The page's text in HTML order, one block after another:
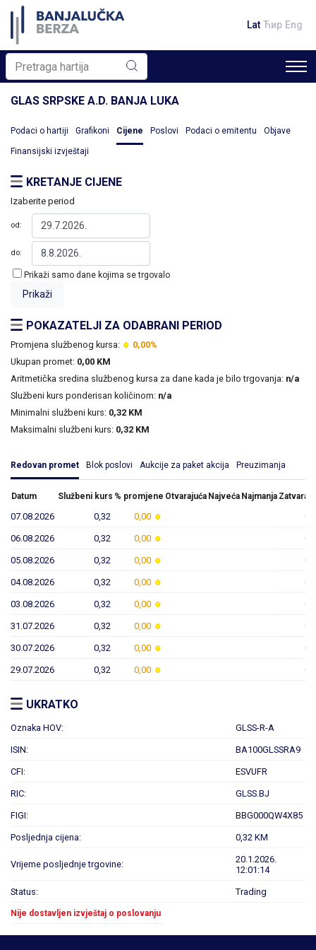
Lat Ћир Eng
GLAS SRPSKE A.D. BANJA LUKA
Podaci o hartiji Grafikoni Cijene Poslovi Podaci o emitentu Objave
Finansijski izvještaji
KRETANJE CIJENE
Izaberite period
od:
do:
Prikaži samo dane kojima se trgovalo
POKAZATELJI ZA ODABRANI PERIOD
Promjena službenog kursa:
0,00%
Ukupan promet: 0,00 KM
Aritmetička sredina službenog kursa za dane kada je bilo trgovanja: n/a
Službeni kurs ponderisan količinom: n/a
Minimalni službeni kurs: 0,32 KM
Maksimalni službeni kurs: 0,32 KM
Redovan promet Blok poslovi Aukcije za paket akcija Preuzimanja
Datum Službeni kurs % promjene Otvarajuća Najveća Najmanja
07.08.2026 0,32 0,00
06.08.2026 0,32 0,00
05.08.2026 0,32 0,00
04.08.2026 0,32 0,00
03.08.2026 0,32 0,00
31.07.2026 0,32 0,00
30.07.2026 0,32 0,00
29.07.2026 0,32 0,00
UKRATKO
Oznaka HOV: GLSS-R-A
ISIN: BA100GLSSRA9
CFI: ESVUFR
RIC: GLSS.BJ
FIGI: BBG000QW4X85
Posljednja cijena: 0,32 KM
Vrijeme posljednje trgovine:
20.1.2026.
12:01:14
Status: Trading
Nije dostavljen izvještaj o poslovanju